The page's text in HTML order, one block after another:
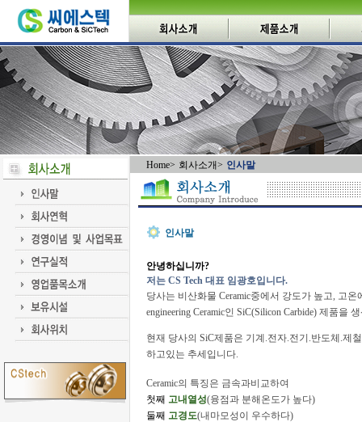
Home> 회사소개> 인사말
인사말
안녕하십니까?
저는 CS Tech 대표 임광호입니다.
당사는 비산화물 Ceramic중에서 강도가 높고, 고
engineering Ceramic인 SiC(Silicon Carbide) 제품을
현재 당사의 SiC제품은 기계.전자.전기.반도체.제
하고있는 추세입니다.
Ceramic의 특징은 금속과비교하여
첫째 고내열성(융점과 분해온도가 높다)
둘째 고경도(내마모성이 우수하다)